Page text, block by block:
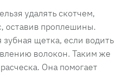
удалять скотчем,
оставив проплешины.
щетка, если водить
волокон. Таким же
Она помогает